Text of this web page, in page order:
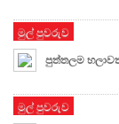
මුල් පුවරුව
පුත්තලම
මුල් පුවරුව